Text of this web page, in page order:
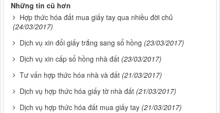
Những tin cũ hơn
Hợp thức hóa đất mua giấy tay qua nhiều đời chủ
(24/03/2017)
Dịch vụ xin đổi giấy trắng sang sổ hồng (23/03/2017)
Dịch vụ xin cấp sổ hồng nhà đất (23/03/2017)
Tư vấn hợp thức hóa nhà và đất (21/03/2017)
Dịch vụ hợp thức hóa giấy tờ nhà đất (21/03/2017)
Dịch vụ hợp thức hóa đất mua giấy tay (21/03/2017)